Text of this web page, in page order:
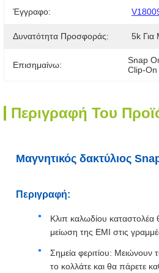
Έγγραφο:
Δυνατότητα Προσφοράς: 5k Για
Επισημαίνω: Snap
Clip-
Περιγραφή Του
Μαγνητικός δακτύλιος
Περιγραφή:
Κλιπ καλωδίου
μείωση της EMI στις
Σημεία φεριτίου: Μειώνουν
το κολλάτε και θα πάρετε